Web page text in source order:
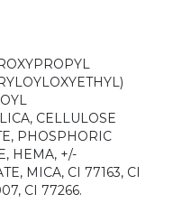
CELLULOSE
PHOSPHORIC
HEMA, +/-
MICA, CI 77163, CI
CI 77266.